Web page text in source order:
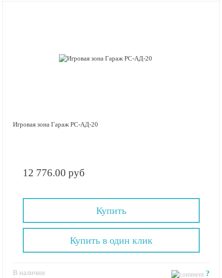
Игровая зона Гараж РС-АД-20
12 776.00 руб
Купить
В наличии ?
Купить в один клик